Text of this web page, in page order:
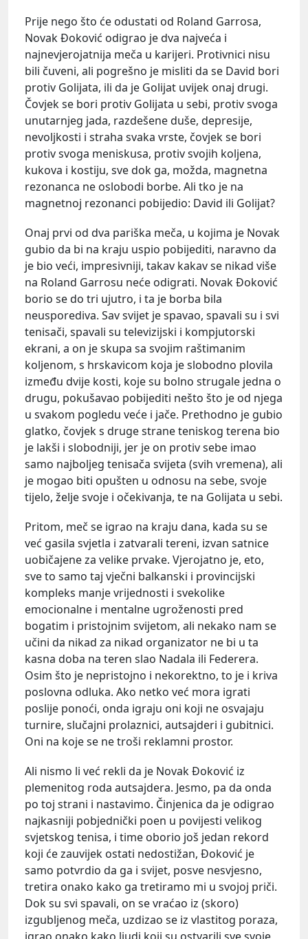
Prije nego što će odustati od Roland Garrosa,
Novak Đoković odigrao je dva najveća i
najnevjerojatnija meča u karijeri. Protivnici nisu
bili čuveni, ali pogrešno je misliti da se David bori
protiv Golijata, ili da je Golijat uvijek onaj drugi.
Čovjek se bori protiv Golijata u sebi, protiv svoga
unutarnjeg jada, razdešene duše, depresije,
nevoljkosti i straha svaka vrste, čovjek se bori
protiv svoga meniskusa, protiv svojih koljena,
kukova i kostiju, sve dok ga, možda, magnetna
rezonanca ne oslobodi borbe. Ali tko je na
magnetnoj rezonanci pobijedio: David ili Golijat?
Onaj prvi od dva pariška meča, u kojima je Novak
gubio da bi na kraju uspio pobijediti, naravno da
je bio veći, impresivniji, takav kakav se nikad više
na Roland Garrosu neće odigrati. Novak Đoković
borio se do tri ujutro, i ta je borba bila
neusporediva. Sav svijet je spavao, spavali su i svi
tenisači, spavali su televizijski i kompjutorski
ekrani, a on je skupa sa svojim raštimanim
koljenom, s hrskavicom koja je slobodno plovila
između dvije kosti, koje su bolno strugale jedna o
drugu, pokušavao pobijediti nešto što je od njega
u svakom pogledu veće i jače. Prethodno je gubio
glatko, čovjek s druge strane teniskog terena bio
je lakši i slobodniji, jer je on protiv sebe imao
samo najboljeg tenisača svijeta (svih vremena), ali
je mogao biti opušten u odnosu na sebe, svoje
tijelo, želje svoje i očekivanja, te na Golijata u sebi.
Pritom, meč se igrao na kraju dana, kada su se
već gasila svjetla i zatvarali tereni, izvan satnice
uobičajene za velike prvake. Vjerojatno je, eto,
sve to samo taj vječni balkanski i provincijski
kompleks manje vrijednosti i svekolike
emocionalne i mentalne ugroženosti pred
bogatim i pristojnim svijetom, ali nekako nam se
učini da nikad za nikad organizator ne bi u ta
kasna doba na teren slao Nadala ili Federera.
Osim što je nepristojno i nekorektno, to je i kriva
poslovna odluka. Ako netko već mora igrati
poslije ponoći, onda igraju oni koji ne osvajaju
turnire, slučajni prolaznici, autsajderi i gubitnici.
Oni na koje se ne troši reklamni prostor.
Ali nismo li već rekli da je Novak Đoković iz
plemenitog roda autsajdera. Jesmo, pa da onda
po toj strani i nastavimo. Činjenica da je odigrao
najkasniji pobjednički poen u povijesti velikog
svjetskog tenisa, i time oborio još jedan rekord
koji će zauvijek ostati nedostižan, Đoković je
samo potvrdio da ga i svijet, posve nesvjesno,
tretira onako kako ga tretiramo mi u svojoj priči.
Dok su svi spavali, on se vraćao iz (skoro)
izgubljenog meča, uzdizao se iz vlastitog poraza,